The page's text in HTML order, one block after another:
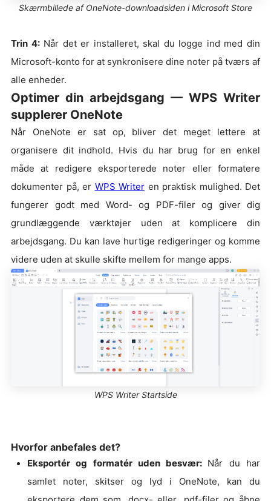
Skærmbillede af OneNote-downloadsiden i Microsoft Store
Trin 4:Når det er installeret, skal du logge ind med din
Microsoft-konto for at synkronisere dine noter på tværs af
alle enheder.
Optimer din arbejdsgang — WPS Writer
supplerer OneNote
Når OneNote er sat op, bliver det meget lettere at
organisere dit indhold. Hvis du har brug for en enkel
måde at redigere eksporterede noter eller formatere
dokumenter på, er WPS Writer en praktisk mulighed. Det
fungerer godt med Word- og PDF-filer og giver dig
grundlæggende værktøjer uden at komplicere din
arbejdsgang. Du kan lave hurtige redigeringer og komme
videre uden at skulle skifte mellem for mange apps.
WPS Writer Startside
Hvorfor anbefales det?
Eksportér og formatér uden besvær: Når du har
samlet noter, skitser og lyd i OneNote, kan du